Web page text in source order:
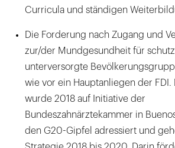
Curricula und ständigen
Die Forderung nach Zugang und
zur/der Mundgesundheit für
unterversorgte
wie vor ein Hauptanliegen der FDI.
wurde 2018 auf Initiative der
Bundeszahnärztekammer in
den G20-Gipfel adressiert und